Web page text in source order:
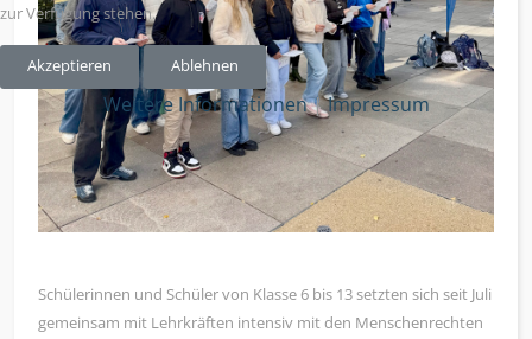
Schülerinnen und Schüler von Klasse 6 bis 13 setzten sich seit Juli
gemeinsam mit Lehrkräften intensiv mit den Menschenrechten
zur Verfügung stehen.
Akzeptieren Ablehnen
Weitere Informationen|Impressum